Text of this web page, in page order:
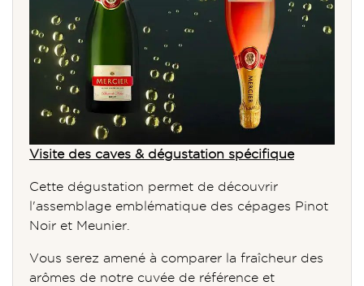
Visite des caves & dégustation spécifique
Cette dégustation permet de découvrir
l'assemblage emblématique des cépages Pinot
Noir et Meunier.
Vous serez amené à comparer la fraîcheur des
arômes de notre cuvée de référence et